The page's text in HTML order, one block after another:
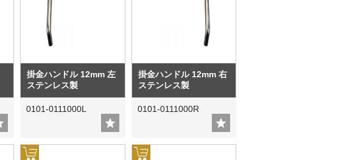
掛金ハンドル 12mm 左
ステンレス製
0101-0111000L
掛金ハンドル 12mm 右
ステンレス製
0101-0111000R